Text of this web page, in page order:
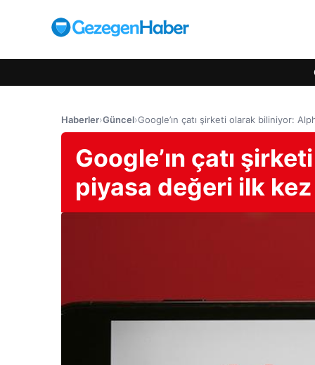
Haberler›Güncel›Google’ın çatı şirketi olarak biliniyor:
Google’ın çatı
piyasa değeri ilk